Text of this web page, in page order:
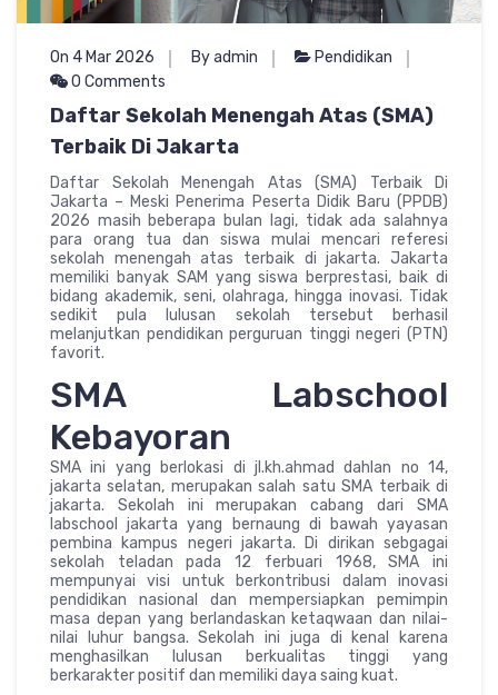
On 4 Mar 2026 By admin
Pendidikan
0 Comments
Daftar Sekolah Menengah Atas (SMA)
Terbaik Di Jakarta
Daftar Sekolah Menengah Atas (SMA) Terbaik Di
Jakarta – Meski Penerima Peserta Didik Baru (PPDB)
2026 masih beberapa bulan lagi, tidak ada salahnya
para orang tua dan siswa mulai mencari referesi
sekolah menengah atas terbaik di jakarta. Jakarta
memiliki banyak SAM yang siswa berprestasi, baik di
bidang akademik, seni, olahraga, hingga inovasi. Tidak
sedikit pula lulusan sekolah tersebut berhasil
melanjutkan pendidikan perguruan tinggi negeri (PTN)
favorit.
SMA Labschool
Kebayoran
SMA ini yang berlokasi di jl.kh.ahmad dahlan no 14,
jakarta selatan, merupakan salah satu SMA terbaik di
jakarta. Sekolah ini merupakan cabang dari SMA
labschool jakarta yang bernaung di bawah yayasan
pembina kampus negeri jakarta. Di dirikan sebgagai
sekolah teladan pada 12 ferbuari 1968, SMA ini
mempunyai visi untuk berkontribusi dalam inovasi
pendidikan nasional dan mempersiapkan pemimpin
masa depan yang berlandaskan ketaqwaan dan nilai-
nilai luhur bangsa. Sekolah ini juga di kenal karena
menghasilkan lulusan berkualitas tinggi yang
berkarakter positif dan memiliki daya saing kuat.